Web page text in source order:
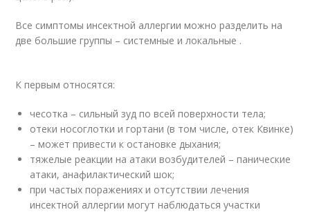
Все симптомы инсектной аллергии можно разделить на
две большие группы – системные и локальные .
К первым относятся:
чесотка – сильный зуд по всей поверхности тела;
отеки носоглотки и гортани (в том числе, отек Квинке)
– может привести к остановке дыхания;
тяжелые реакции на атаки возбудителей – панические
атаки, анафилактический шок;
при частых поражениях и отсутствии лечения
инсектной аллергии могут наблюдаться участки